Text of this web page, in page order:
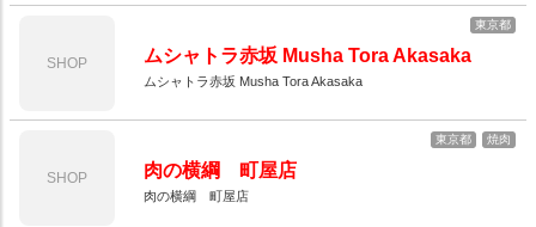
SHOP
東京都
ムシャトラ赤坂 Musha Tora Akasaka
ムシャトラ赤坂 Musha Tora Akasaka
SHOP
東京都 焼肉
肉の横綱 町屋店
肉の横綱 町屋店